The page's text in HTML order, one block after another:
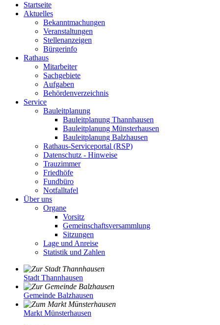
Startseite
Aktuelles
Bekanntmachungen
Veranstaltungen
Stellenanzeigen
Bürgerinfo
Rathaus
Mitarbeiter
Sachgebiete
Aufgaben
Behördenverzeichnis
Service
Bauleitplanung
Bauleitplanung Thannhausen
Bauleitplanung Münsterhausen
Bauleitplanung Balzhausen
Rathaus-Serviceportal (RSP)
Datenschutz - Hinweise
Trauzimmer
Friedhöfe
Fundbüro
Notfalltafel
Über uns
Organe
Vorsitz
Gemeinschaftsversammlung
Sitzungen
Lage und Anreise
Statistik und Zahlen
Stadt Thannhausen
Gemeinde Balzhausen
Markt Münsterhausen